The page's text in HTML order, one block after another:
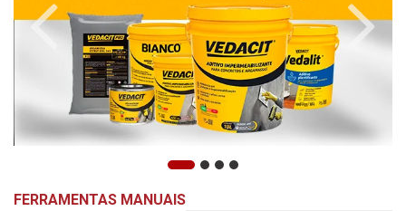
FERRAMENTAS MANUAIS